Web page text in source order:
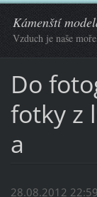
Kámenští
Vzduch je naše
Do
fotky z
a
28.08.2012 22:59